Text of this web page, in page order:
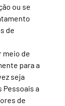
ou se
de
meio de
para a
seja
Pessoais a
de